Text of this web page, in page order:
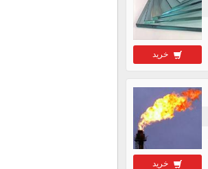
خرید
خرید